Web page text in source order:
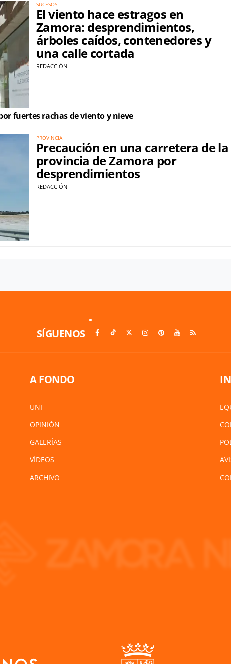
SUCESOS
El viento hace estragos en
Zamora: desprendimientos,
árboles caídos, contenedores y
una calle cortada
REDACCIÓN
fuertes rachas de viento y nieve
PROVINCIA
Precaución en una carretera de la
provincia de Zamora por
desprendimientos
REDACCIÓN
SÍGUENOS
A FONDO
UNI
OPINIÓN
GALERÍAS
VÍDEOS
ARCHIVO